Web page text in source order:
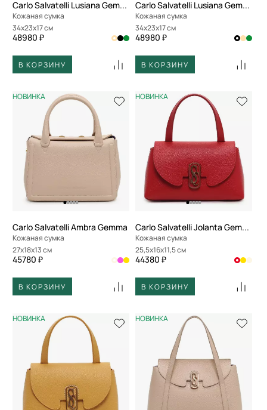
Carlo Salvatelli Lusiana Gemma
Кожаная сумка
34x23x17 см
48980 ₽
В КОРЗИНУ
Carlo Salvatelli Lusiana Gemma
Кожаная сумка
34x23x17 см
48980 ₽
В КОРЗИНУ
НОВИНКА
Carlo Salvatelli Ambra Gemma
Кожаная сумка
27x18x13 см
45780 ₽
В КОРЗИНУ
НОВИНКА
Carlo Salvatelli Jolanta Gemma
Кожаная сумка
25,5x16x11,5 см
44380 ₽
В КОРЗИНУ
НОВИНКА НОВИНКА